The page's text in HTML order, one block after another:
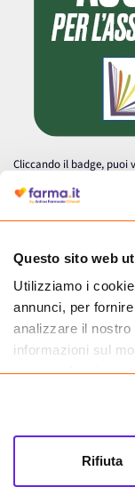
Questo sito web
Utilizziamo i
annunci, per
analizzare il
informazioni sul
partner che si
informazioni che
tuo utilizzo dei loro
Rifiuta
Cliccando il badge, puoi
autorizzata dal
medicinali.
Farma.it S.a.s. P. IVA